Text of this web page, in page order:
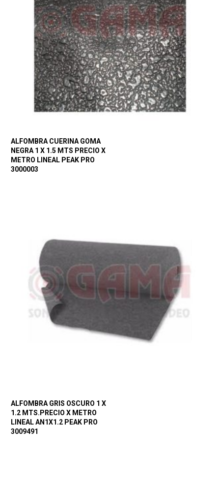
ALFOMBRA CUERINA GOMA
NEGRA 1 X 1.5 MTS PRECIO X
METRO LINEAL PEAK PRO
3000003
ALFOMBRA GRIS OSCURO 1 X
1.2 MTS.PRECIO X METRO
LINEAL AN1X1.2 PEAK PRO
3009491